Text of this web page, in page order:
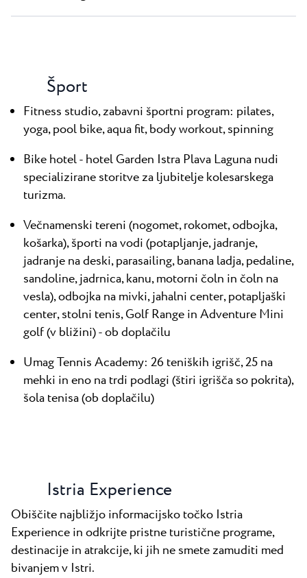
Šport
Fitness studio, zabavni športni program: pilates,
yoga, pool bike, aqua fit, body workout, spinning
Bike hotel - hotel Garden Istra Plava Laguna nudi
specializirane storitve za ljubitelje kolesarskega
turizma.
Večnamenski tereni (nogomet, rokomet, odbojka,
košarka), športi na vodi (potapljanje, jadranje,
jadranje na deski, parasailing, banana ladja, pedaline,
sandoline, jadrnica, kanu, motorni čoln in čoln na
vesla), odbojka na mivki, jahalni center, potapljaški
center, stolni tenis, Golf Range in Adventure Mini
golf (v bližini) - ob doplačilu
Umag Tennis Academy: 26 teniških igrišč, 25 na
mehki in eno na trdi podlagi (štiri igrišča so pokrita),
šola tenisa (ob doplačilu)
Istria Experience
Obiščite najbližjo informacijsko točko Istria
Experience in odkrijte pristne turistične programe,
destinacije in atrakcije, ki jih ne smete zamuditi med
bivanjem v Istri.